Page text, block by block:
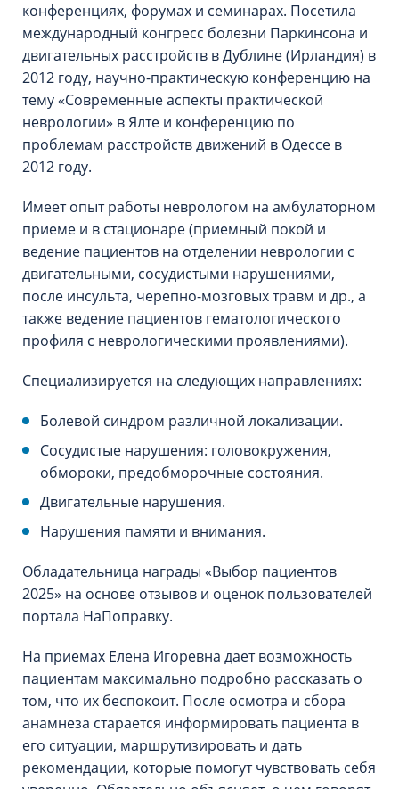
конференциях, форумах и семинарах. Посетила
международный конгресс болезни Паркинсона и
двигательных расстройств в Дублине (Ирландия) в
2012 году, научно-практическую конференцию на
тему «Современные аспекты практической
неврологии» в Ялте и конференцию по
проблемам расстройств движений в Одессе в
2012 году.
Имеет опыт работы неврологом на амбулаторном
приеме и в стационаре (приемный покой и
ведение пациентов на отделении неврологии с
двигательными, сосудистыми нарушениями,
после инсульта, черепно-мозговых травм и др., а
также ведение пациентов гематологического
профиля с неврологическими проявлениями).
Специализируется на следующих направлениях:
Болевой синдром различной локализации.
Сосудистые нарушения: головокружения,
обмороки, предобморочные состояния.
Двигательные нарушения.
Нарушения памяти и внимания.
Обладательница награды «Выбор пациентов
2025» на основе отзывов и оценок пользователей
портала НаПоправку.
На приемах Елена Игоревна дает возможность
пациентам максимально подробно рассказать о
том, что их беспокоит. После осмотра и сбора
анамнеза старается информировать пациента в
его ситуации, маршрутизировать и дать
рекомендации, которые помогут чувствовать себя